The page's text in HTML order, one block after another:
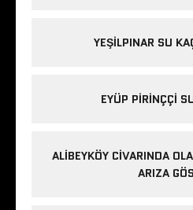
YEŞILPINAR SU
EYÜP PIRINÇÇI
ALIBEYKÖY CIVARINDA
ARIZA